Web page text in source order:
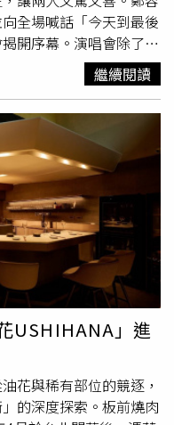
低腎臟負擔。第三名是
近年便當主菜越做越大
進行高負荷過濾。此
）會促使血管硬化
能加速腎臟微血管退
顯增加。許多人以為較
為第四大隱藏地雷。為
往加入大量鹽巴、味精
水餃，鈉含量就可能突破
易被忽略的高鈉食
喜愛的日本拉麵 。無論是
白色湯頭都含有極高濃度
碗
拉麵
湯喝完，幾乎等
究顯示，長期高鈉、高
及慢性發炎機率，是慢
調，外食不代表一定傷
建議民眾盡量少喝湯、
型食物與新鮮蔬菜；若
開水幫助代謝多餘鈉
全場喊話「今天到最後
開序幕。演唱會除了滿
橋段。姜敏赫在
搖滾歌手，但其實是
蜜歌曲時，從後方都能
容和立刻用中文反擊
我的屁股嗎？」全場笑
「我喜歡我的屁股，我
爆笑的互動之一。安可
推出蛋糕替即將在6月
生。鄭容和感嘆時間過得
覺又多長一歲。」李正信
？」逗得全場大笑。被問
甚至開玩笑表示，如果
唱，「我可以十年不收
期待。談到抵台後的美
港式點心與義大利麵等
主廚的義大利麵」與
堅定選擇要吃他煮的
繼續閱讀
USHIHANA」進
花與稀有部位的競逐，
的深度探索。板前燒肉